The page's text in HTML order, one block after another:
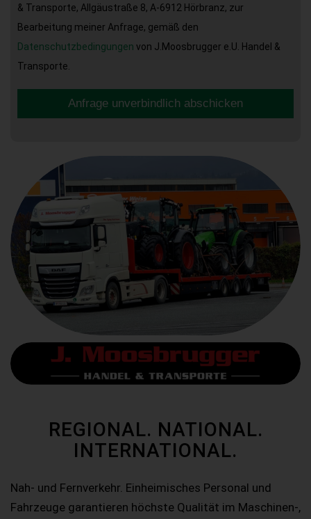
& Transporte, Allgäustraße 8, A-6912 Hörbranz, zur
Bearbeitung meiner Anfrage, gemäß den
Datenschutzbedingungen von J.Moosbrugger e.U. Handel &
Transporte.
Anfrage unverbindlich abschicken
REGIONAL. NATIONAL.
INTERNATIONAL.
Nah- und Fernverkehr. Einheimisches Personal und
Fahrzeuge garantieren höchste Qualität im Maschinen-,